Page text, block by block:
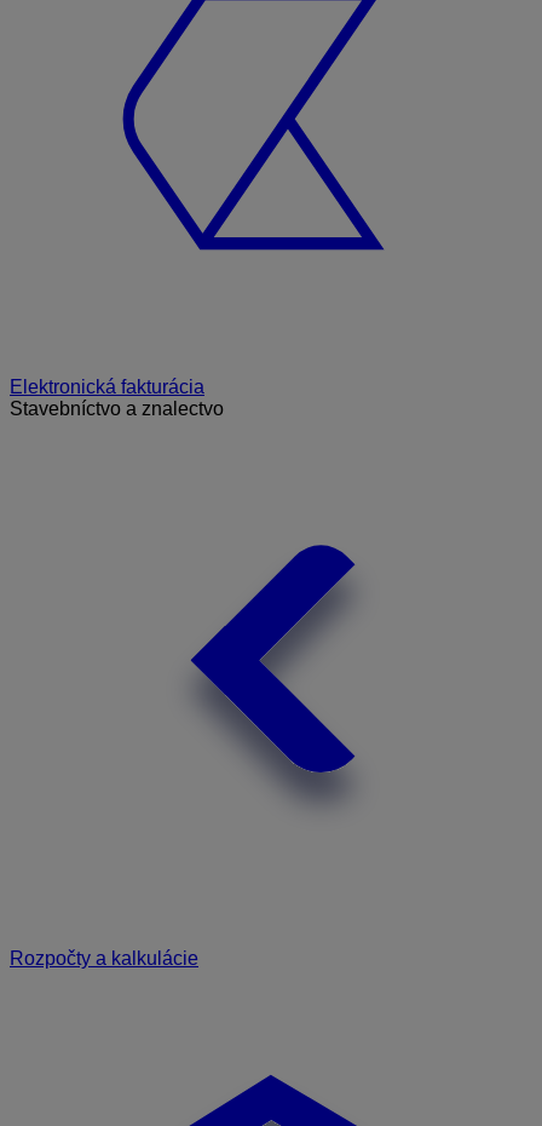
Elektronická fakturácia
Stavebníctvo a znalectvo
Rozpočty a kalkulácie